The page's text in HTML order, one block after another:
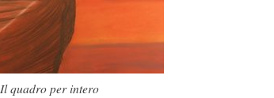
Il quadro per intero